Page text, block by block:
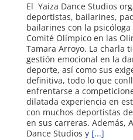
El Yaiza Dance Studios
deportistas, bailarines,
bailarines con la
Comité Olímpico en las
Tamara Arroyo. La charla
gestión emocional en la
deporte, así como sus
definitiva, todo lo que
enfrentarse a
dilatada experiencia en
con muchos deportistas
en sus carreras. Además,
Dance Studios y [...]